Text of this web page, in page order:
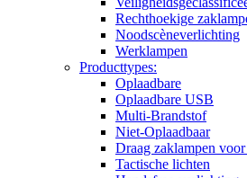
Rechthoekige
Noodscèneverlichting
Werklampen
Producttypes:
Oplaadbare
Oplaadbare USB
Multi-Brandstof
Niet-Oplaadbaar
Draag zaklampen
Tactische lichten